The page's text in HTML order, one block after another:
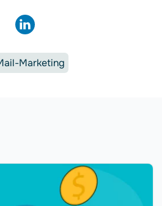
Marketing